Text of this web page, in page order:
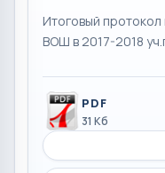
Итоговый
ВОШ в 2017-2018
PDF
31 Кб